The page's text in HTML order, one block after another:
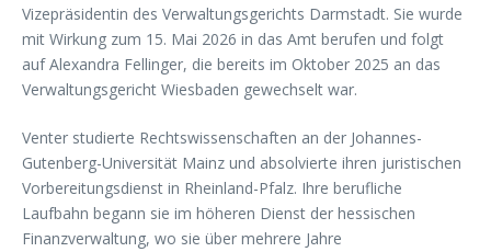
Vizepräsidentin des Verwaltungsgerichts Darmstadt. Sie wurde
mit Wirkung zum 15. Mai 2026 in das Amt berufen und folgt
auf Alexandra Fellinger, die bereits im Oktober 2025 an das
Verwaltungsgericht Wiesbaden gewechselt war.
Venter studierte Rechtswissenschaften an der Johannes-
Gutenberg-Universität Mainz und absolvierte ihren juristischen
Vorbereitungsdienst in Rheinland-Pfalz. Ihre berufliche
Laufbahn begann sie im höheren Dienst der hessischen
Finanzverwaltung, wo sie über mehrere Jahre